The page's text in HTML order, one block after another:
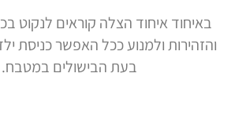
באיחוד איחוד הצלה קוראים לנקוט
והזהירות ולמנוע ככל האפשר כניסת
בעת הבישולים במטבח.